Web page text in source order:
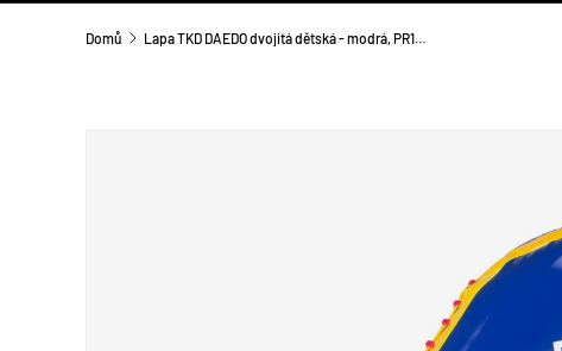
Domů Lapa TKD DAEDO dvojitá dětská - modrá, PR1613BLU